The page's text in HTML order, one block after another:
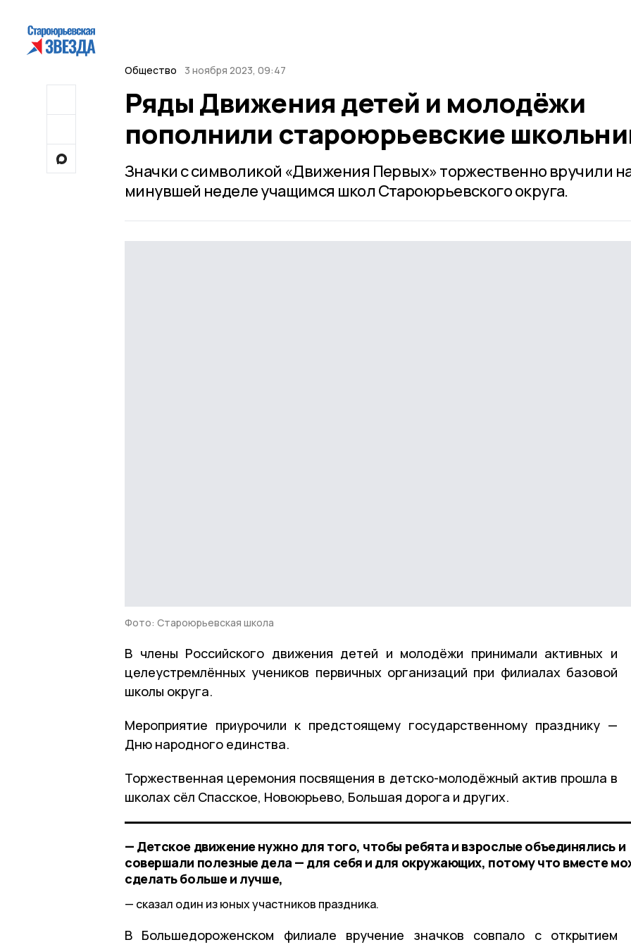
Общество 3 ноября 2023, 09:47
Ряды Движения детей и молодёжи
пополнили староюрьевские
Значки с символикой «Движения Первых» торжественно вручили
минувшей неделе учащимся школ Староюрьевского округа.
Фото: Староюрьевская школа
В члены Российского движения детей и молодёжи принимали активных и
целеустремлённых учеников первичных организаций при филиалах базовой
школы округа.
Мероприятие приурочили к предстоящему государственному празднику —
Дню народного единства.
Торжественная церемония посвящения в детско-молодёжный актив прошла в
школах сёл Спасское, Новоюрьево, Большая дорога и других.
— Детское движение нужно для того, чтобы ребята и взрослые объединялись и
совершали полезные дела — для себя и для окружающих, потому что вместе
сделать больше и лучше,
сказал один из юных участников праздника.
В Большедороженском филиале вручение значков совпало с открытием